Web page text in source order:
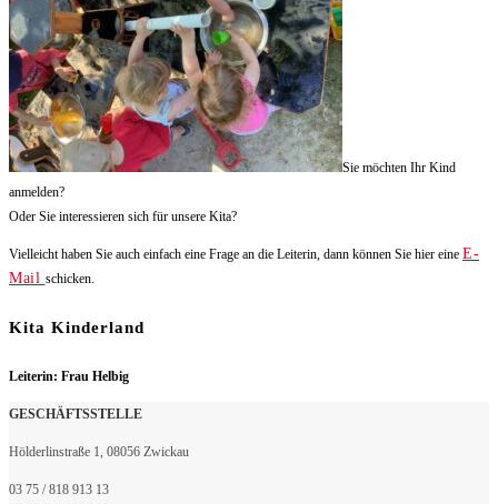
Sie möchten Ihr Kind
anmelden?
Oder Sie interessieren sich für unsere Kita?
Vielleicht haben Sie auch einfach eine Frage an die Leiterin, dann können Sie hier eine E-
Mail schicken.
Kita Kinderland
Leiterin: Frau Helbig
GESCHÄFTSSTELLE
Hölderlinstraße 1, 08056 Zwickau
03 75 / 818 913 13